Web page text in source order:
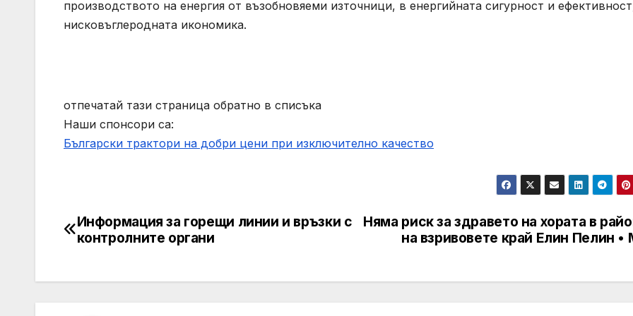
производството на енергия от възобновяеми източници, в енергийната сигурност и
нисковъглеродната икономика.
отпечатай тази страница обратно в списъка
Наши спонсори са:
Български трактори на добри цени при изключително качество
Post
Няма риск за здравето на хората в
на взривовете край Елин Пелин •
Информация за горещи линии и връзки с
контролните органи